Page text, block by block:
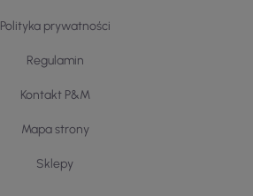
Polityka prywatności
Regulamin
Kontakt P&M
Mapa strony
Sklepy